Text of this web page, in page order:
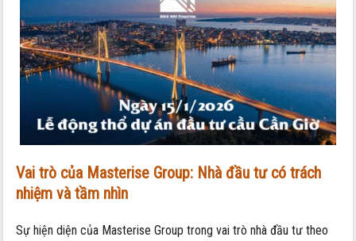
Vai trò của Masterise Group: Nhà đầu tư có trách
nhiệm và tầm nhìn
Sự hiện diện của Masterise Group trong vai trò nhà đầu tư theo